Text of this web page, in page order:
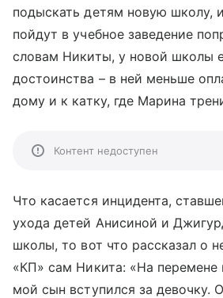
подыскать детям новую школу,
пойдут в учебное заведение
словам Никиты, у новой школы
достоинства – в ней меньше
дому и к катку, где Марина
Контент недоступен
Что касается инцидента,
ухода детей Анисиной и
школы, то вот что рассказал о
«КП» сам Никита: «На перемене
мой сын вступился за девочку.